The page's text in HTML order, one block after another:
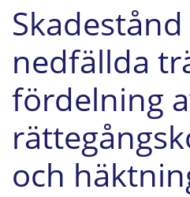
nedfällda
fördelning
och